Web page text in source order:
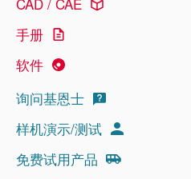
手册
软件
询问基恩士
样机演示/测试
免费试用产品